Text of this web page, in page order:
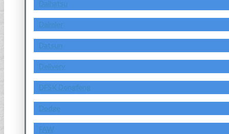
Daihatsu
Daimler
Datsun
Delivery
DFSK Dongfeng
Dodge
FAW